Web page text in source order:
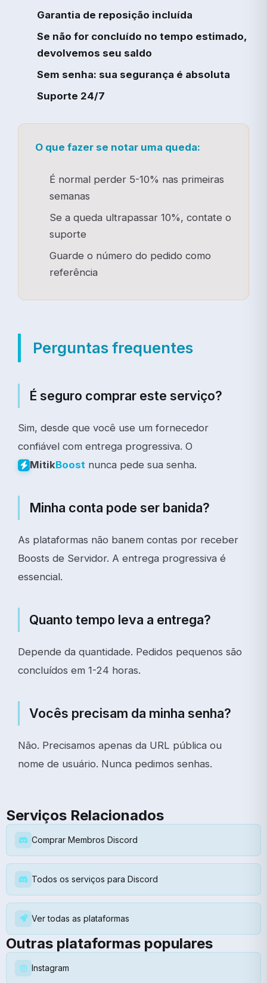
Garantia de reposição incluída
Se não for concluído no tempo estimado,
devolvemos seu saldo
Sem senha: sua segurança é absoluta
Suporte 24/7
O que fazer se notar uma queda:
É normal perder 5-10% nas primeiras
semanas
Se a queda ultrapassar 10%, contate o
suporte
Guarde o número do pedido como
referência
Perguntas frequentes
É seguro comprar este serviço?
Sim, desde que você use um fornecedor
confiável com entrega progressiva. O
MitikBoost nunca pede sua senha.
Minha conta pode ser banida?
As plataformas não banem contas por receber
Boosts de Servidor. A entrega progressiva é
essencial.
Quanto tempo leva a entrega?
Depende da quantidade. Pedidos pequenos são
concluídos em 1-24 horas.
Vocês precisam da minha senha?
Não. Precisamos apenas da URL pública ou
nome de usuário. Nunca pedimos senhas.
Serviços Relacionados
Comprar Membros Discord
Todos os serviços para Discord
Ver todas as plataformas
Outras plataformas populares
Instagram